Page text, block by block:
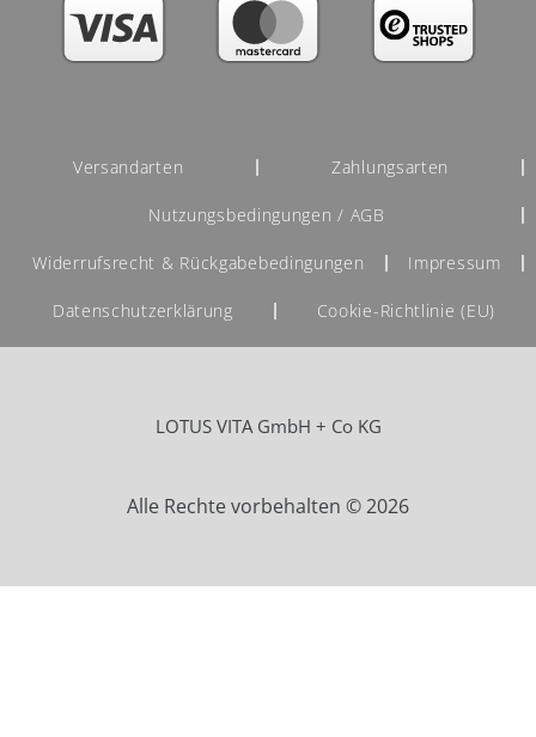
Versandarten Zahlungsarten
Nutzungsbedingungen / AGB
Widerrufsrecht & Rückgabebedingungen Impressum
Datenschutzerklärung Cookie-Richtlinie (EU)
LOTUS VITA GmbH + Co KG
Alle Rechte vorbehalten © 2026